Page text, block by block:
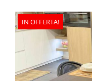
IN OFFERTA!